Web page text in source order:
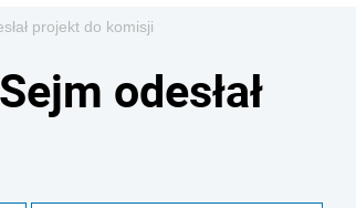
projekt do komisji
odesłał